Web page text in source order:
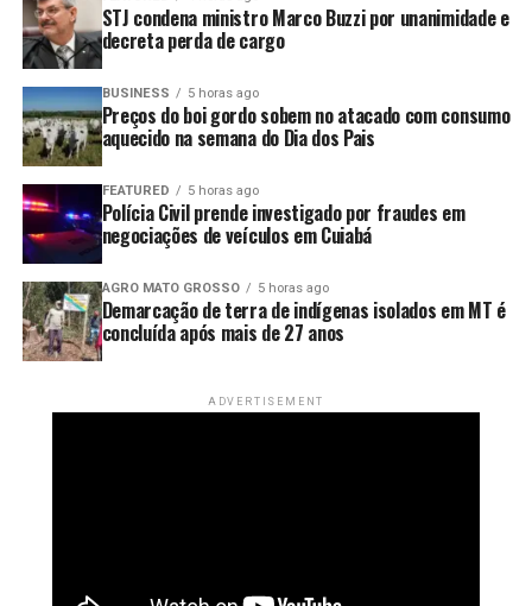
O post
Surto de salmonela nos EUA é ligado a pimentas
jalapeño do Méxicoapareceu primeiro emCanal Rural.
STJ condena ministro Marco Buzzi por unanimidade e
decreta perda de cargo
BUSINESS 5 horas ago
Preços do boi gordo sobem no atacado com consumo
aquecido na semana do Dia dos Pais
FEATURED 5 horas ago
Polícia Civil prende investigado por fraudes em
negociações de veículos em Cuiabá
AGRO MATO GROSSO 5 horas ago
Demarcação de terra de indígenas isolados em MT é
concluída após mais de 27 anos
ADVERTISEMENT